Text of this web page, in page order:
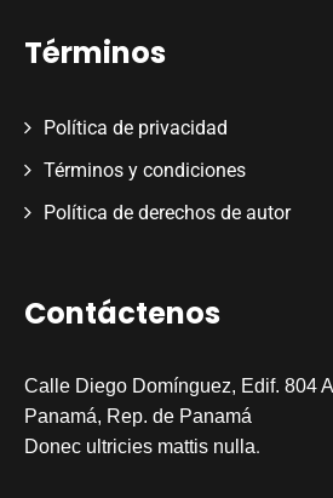
Términos
Política de privacidad
Términos y condiciones
Política de derechos de autor
Contáctenos
Calle Diego Domínguez, Edif. 804
Panamá, Rep. de Panamá
Donec ultricies mattis nulla.